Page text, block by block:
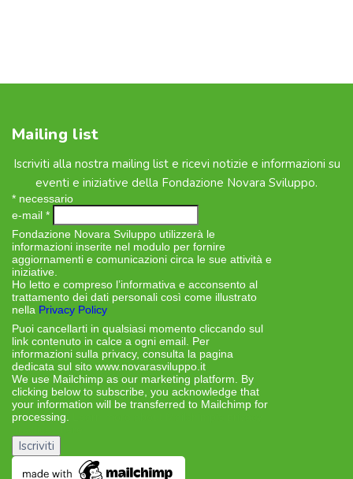
Mailing list
Iscriviti alla nostra mailing list e ricevi notizie e informazioni su
eventi e iniziative della Fondazione Novara Sviluppo.
* necessario
e-mail *
Fondazione Novara Sviluppo utilizzerà le
informazioni inserite nel modulo per fornire
aggiornamenti e comunicazioni circa le sue attività e
iniziative.
Ho letto e compreso l’informativa e acconsento al
trattamento dei dati personali così come illustrato
nella Privacy Policy
Puoi cancellarti in qualsiasi momento cliccando sul
link contenuto in calce a ogni email. Per
informazioni sulla privacy, consulta la pagina
dedicata sul sito www.novarasviluppo.it
We use Mailchimp as our marketing platform. By
clicking below to subscribe, you acknowledge that
your information will be transferred to Mailchimp for
processing.